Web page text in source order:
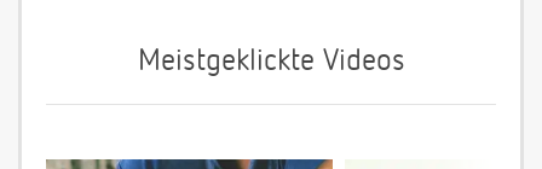
Meistgeklickte Videos